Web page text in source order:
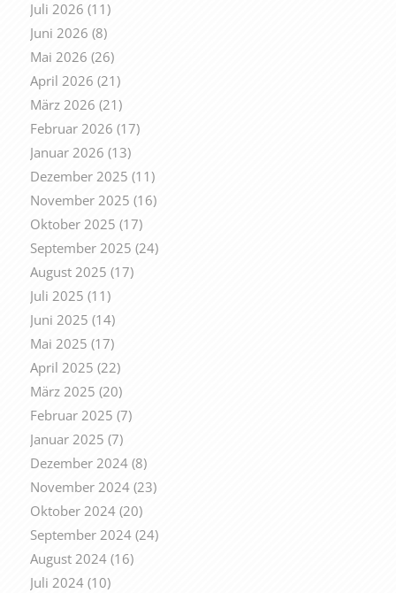
Juli 2026 (11)
Juni 2026 (8)
Mai 2026 (26)
April 2026 (21)
März 2026 (21)
Februar 2026 (17)
Januar 2026 (13)
Dezember 2025 (11)
November 2025 (16)
Oktober 2025 (17)
September 2025 (24)
August 2025 (17)
Juli 2025 (11)
Juni 2025 (14)
Mai 2025 (17)
April 2025 (22)
März 2025 (20)
Februar 2025 (7)
Januar 2025 (7)
Dezember 2024(8)
November 2024(23)
Oktober 2024(20)
September 2024(24)
August 2024(16)
Juli 2024(10)